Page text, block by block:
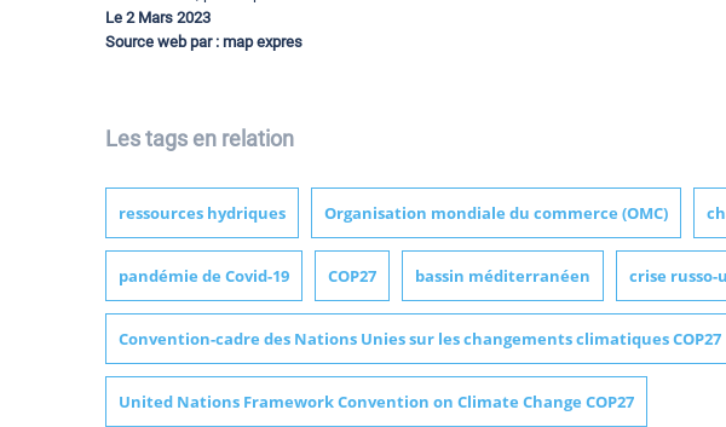
Le 2 Mars 2023
Source web par : map expres
Les tags en relation
ressources hydriques Organisation mondiale du commerce (OMC)
pandémie de Covid-19 COP27 bassin méditerranéen crise
Convention-cadre des Nations Unies sur les changements climatiques COP27
United Nations Framework Convention on Climate Change COP27